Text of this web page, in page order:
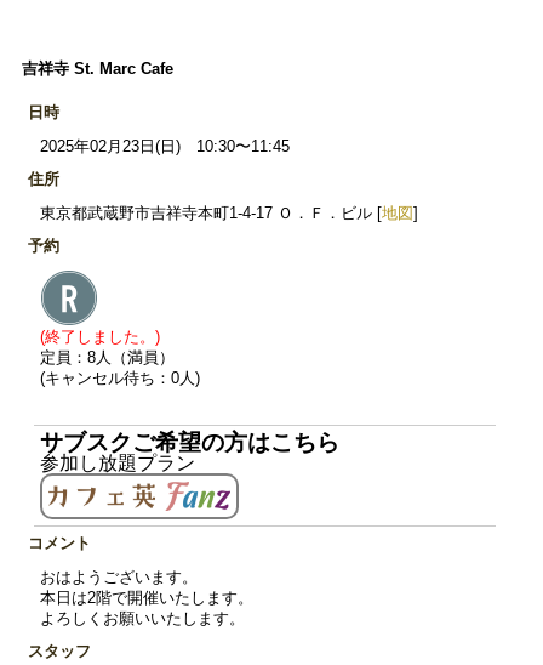
吉祥寺 St. Marc Cafe
日時
2025年02月23日(日) 10:30〜11:45
住所
東京都武蔵野市吉祥寺本町1-4-17 Ｏ．Ｆ．ビル [地図]
予約
(終了しました。)
定員：8人（満員）
(キャンセル待ち：0人)
サブスクご希望の方はこちら
参加し放題プラン
コメント
おはようございます。
本日は2階で開催いたします。
よろしくお願いいたします。
スタッフ